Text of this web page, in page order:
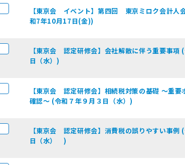
【東京会 イベント】第四回 東京ミロク会計人
和7年10月17日(金))
【東京会 認定研修会】会社解散に伴う重要事項
日（水）)
【東京会 認定研修会】相続税対策の基礎 ～重要
確認～ (令和７年９月３日（水）)
【東京会 認定研修会】消費税の誤りやすい事例
日（水） )